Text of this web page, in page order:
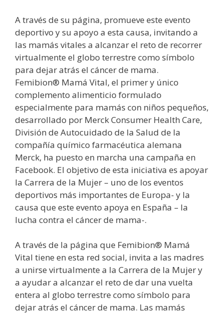
A través de su página, promueve este evento
deportivo y su apoyo a esta causa, invitando a
las mamás vitales a alcanzar el reto de recorrer
virtualmente el globo terrestre como símbolo
para dejar atrás el cáncer de mama.
Femibion® Mamá Vital, el primer y único
complemento alimenticio formulado
especialmente para mamás con niños pequeños,
desarrollado por Merck Consumer Health Care,
División de Autocuidado de la Salud de la
compañía químico farmacéutica alemana
Merck, ha puesto en marcha una campaña en
Facebook. El objetivo de esta iniciativa es apoyar
la Carrera de la Mujer – uno de los eventos
deportivos más importantes de Europa- y la
causa que este evento apoya en España – la
lucha contra el cáncer de mama-.
A través de la página que Femibion® Mamá
Vital tiene en esta red social, invita a las madres
a unirse virtualmente a la Carrera de la Mujer y
a ayudar a alcanzar el reto de dar una vuelta
entera al globo terrestre como símbolo para
dejar atrás el cáncer de mama. Las mamás